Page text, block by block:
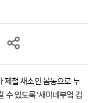
제철 채소인 봄동으로 누
수 있도록 '새미네부엌 김